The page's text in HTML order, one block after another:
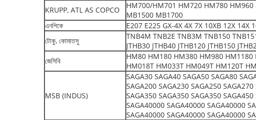
KRUPP, ATL AS COPCO
HM700/HM701 HM720 HM780
MB1500 MB1700
এনপিকে
E207 E225 GX-4X 4X 7X 10XB 12X 14X
টোকু, কোমাতসু
TNB4M TNB2E TNB3M TNB150
JTHB30 JTHB40 JTHB120 JTHB150
জেসিবি
HM80 HM180 HM380 HM980
HM018T HM033T HM049T HM120T
MSB (INDUS)
SAGA30 SAGA40 SAGA50 SAGA80
SAGA200 SAGA230 SAGA250
SAGA350 SAGA350 SAGA350
SAGA40000 SAGA40000 SAGA40000
SAGA40000 SAGA40000 SAGA40000